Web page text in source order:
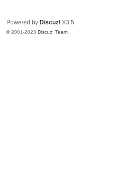
Powered by Discuz! X3.5
© 2001-2023Discuz! Team